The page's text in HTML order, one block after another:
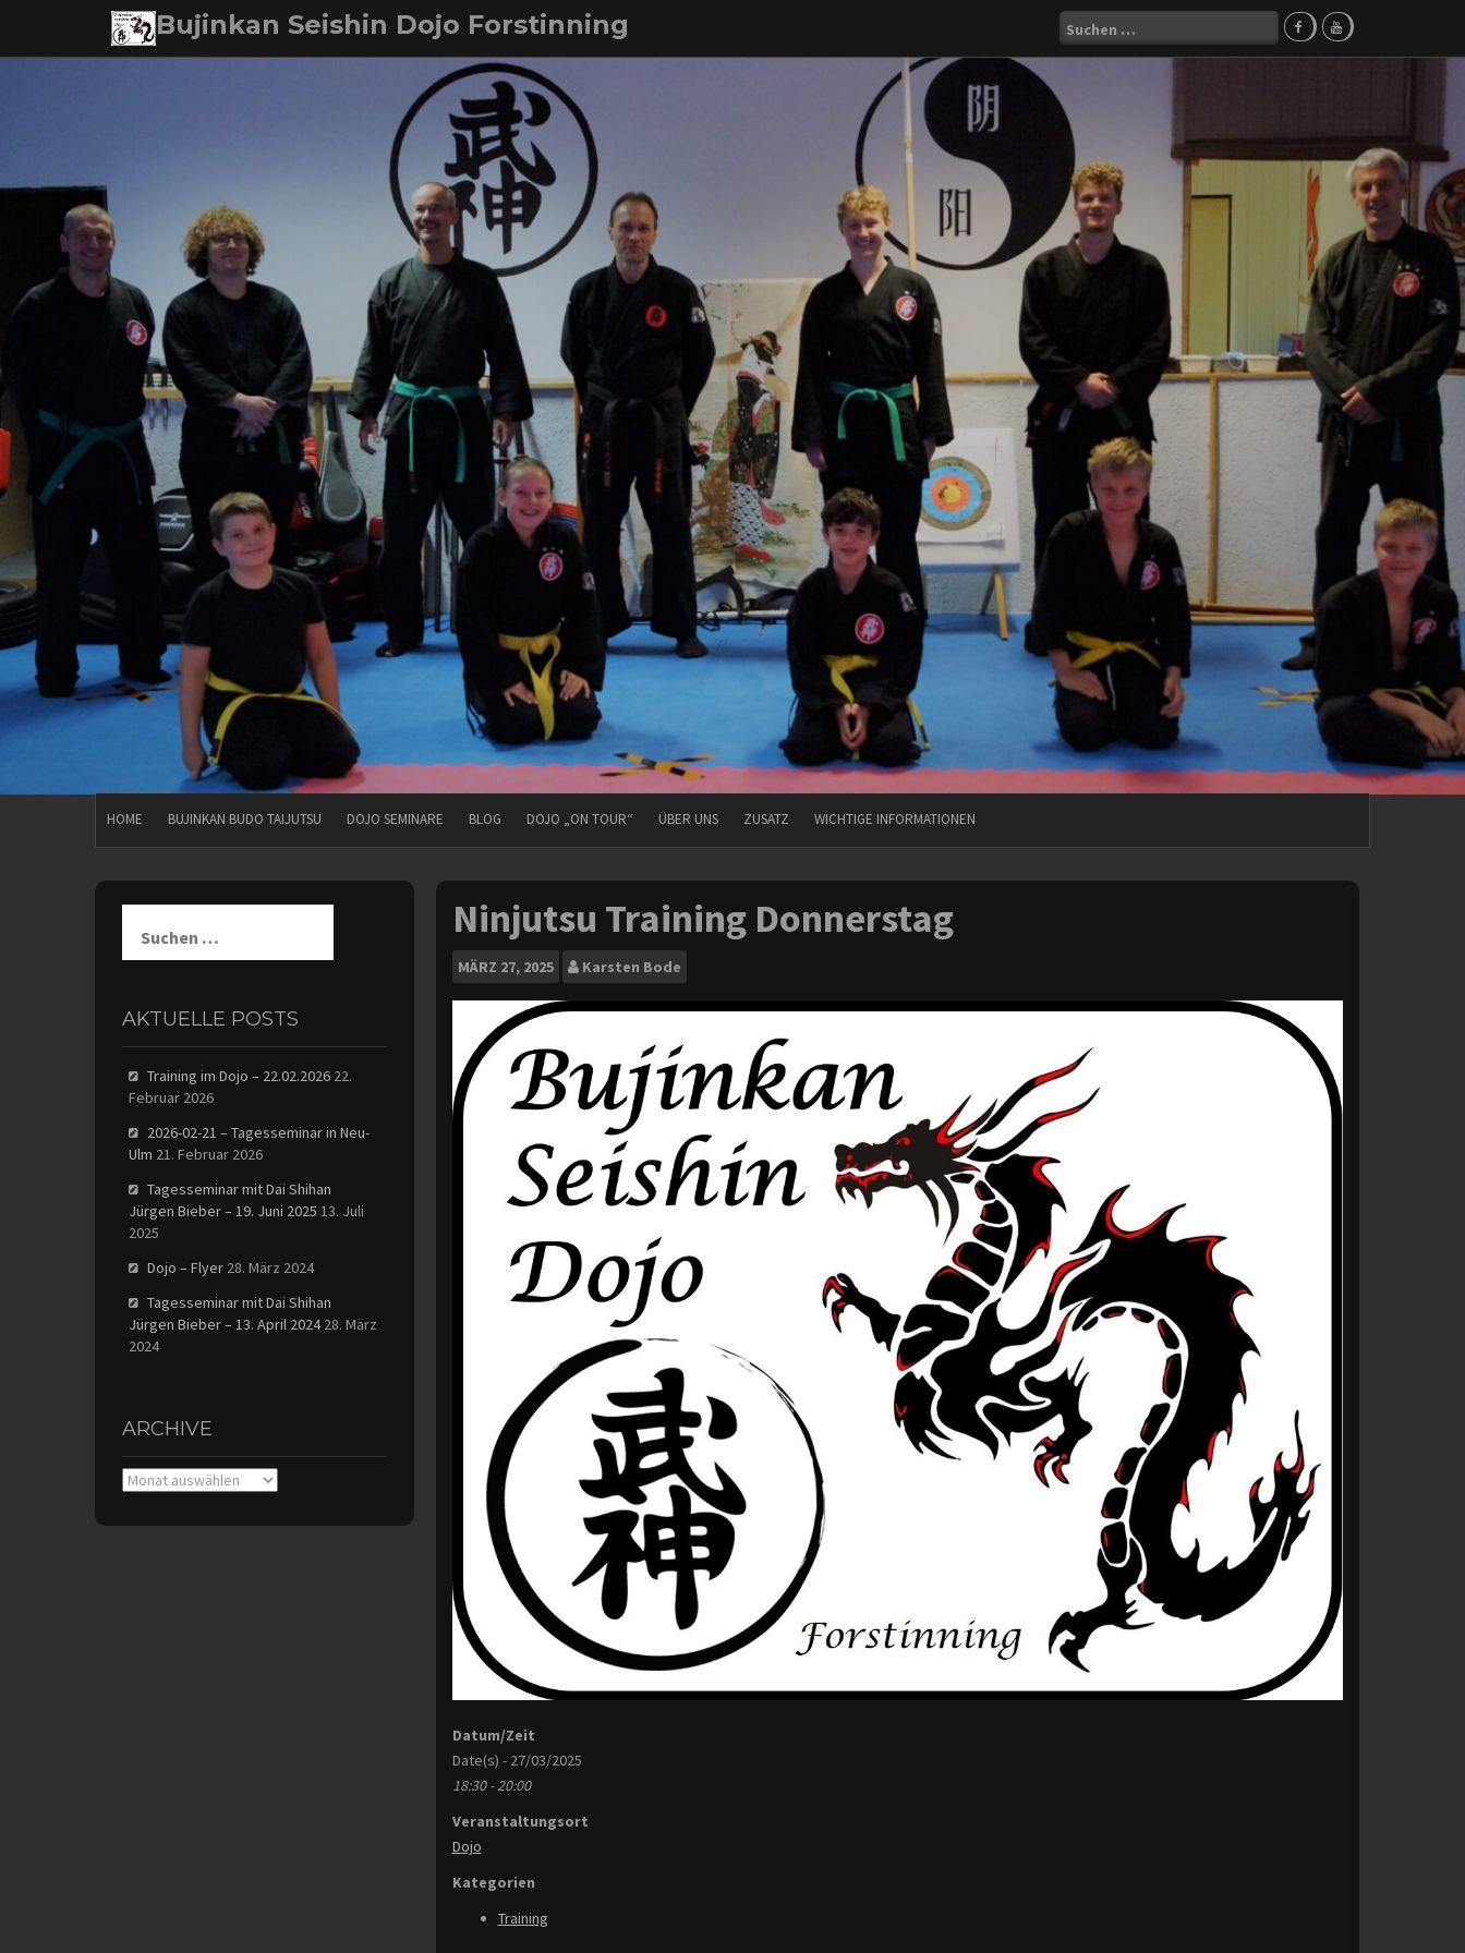
content
Bujinkan Seishin Dojo Forstinning
Suchen
nach:
HOME BUJINKAN BUDO TAIJUTSU DOJO SEMINARE BLOG DOJO „ON TOUR“ ÜBER UNS ZUSATZ WICHTIGE INFORMATIONEN
Ninjutsu Training Donnerstag
MÄRZ 27, 2025 Karsten Bode
Datum/Zeit
Date(s) - 27/03/2025
18:30 - 20:00
Veranstaltungsort
Dojo
Kategorien
Training
nach:
AKTUELLE POSTS
Training im Dojo – 22.02.2026 22.
Februar 2026
2026-02-21 – Tagesseminar in Neu-
Ulm 21. Februar 2026
Tagesseminar mit Dai Shihan
Jürgen Bieber – 19. Juni 2025 13. Juli
2025
Dojo – Flyer 28. März 2024
Tagesseminar mit Dai Shihan
Jürgen Bieber – 13. April 2024 28. März
2024
ARCHIVE
Archive